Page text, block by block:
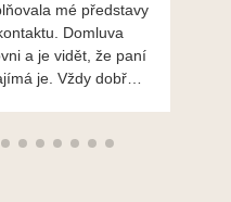
mé představy
Domluva
a je vidět, že paní
je. Vždy dobře a
- na požádání